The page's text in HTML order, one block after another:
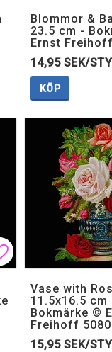
till i
till i
Blommor &
23.5 cm -
Ernst
14,95 SEK/
KÖP
Lägg till i
Lägg till i
Vase with
11.5x16.5 cm
Bokmärke ©
Freihoff 5080
15,95 SEK/